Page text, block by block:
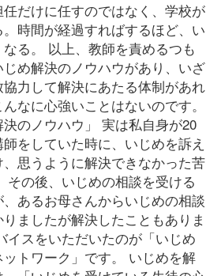
だけに任すのではなく、学校が
時間が経過すればするほど、い
る。 以上、教師を責めるつも
め解決のノウハウがあり、いざ
力して解決にあたる体制があれ
なに心強いことはないのです。
のノウハウ」 実は私自身が20
をしていた時に、いじめを訴え
思うように解決できなかった苦
その後、いじめの相談を受ける
あるお母さんからいじめの相談
ましたが解決したこともありま
イスをいただいたのが「いじめ
トワーク」です。 いじめを解